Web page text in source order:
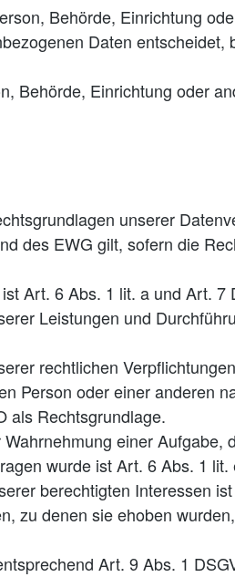
Behörde, Einrichtung
Daten entscheidet,
Behörde, Einrichtung oder
unserer
des EWG gilt, sofern die
Art. 6 Abs. 1 lit. a und Art. 7
Leistungen und
rechtlichen
Person oder einer anderen
als Rechtsgrundlage.
einer
wurde ist Art. 6 Abs. 1 lit.
berechtigten Interessen
zu denen sie ehoben
Art. 9 Abs. 1